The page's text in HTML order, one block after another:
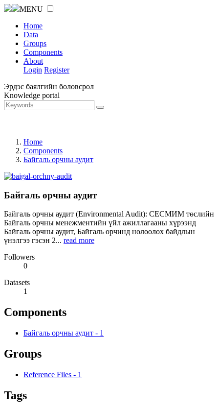
MENU
Home
Data
Groups
Components
About
Login Register
Эрдэс баялгийн боловсрол
Knowledge portal
Home
Components
Байгаль орчны аудит
Байгаль орчны аудит
Байгаль орчны аудит (Environmental Audit): СЕСМИМ төслийн
Байгаль орчны менежментийн үйл ажиллагааны хүрээнд
Байгаль орчны аудит, Байгаль орчинд нөлөөлөх байдлын
үнэлгээ гэсэн 2... read more
Followers
0
Datasets
1
Components
Байгаль орчны аудит - 1
Groups
Reference Files - 1
Tags